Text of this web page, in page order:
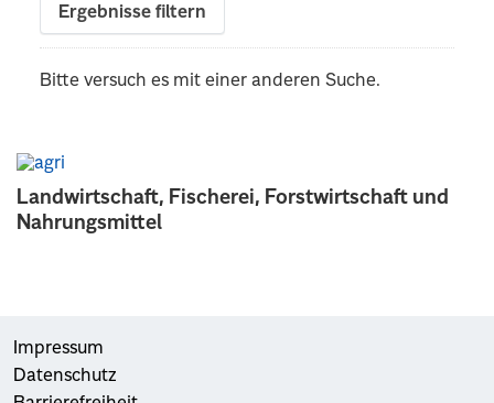
Landwirtschaft, Fischerei, Forstwirtschaft und
Nahrungsmittel
Ergebnisse filtern
Bitte versuch es mit einer anderen Suche.
Impressum
Datenschutz